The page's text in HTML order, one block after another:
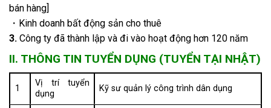
bán hàng]
・Kinh doanh bất động sản cho thuê
3. Công ty đã thành lập và đi vào hoạt động hơn 120 năm
II. THÔNG TIN TUYỂN DỤNG (TUYỂN TẠI NHẬT)
1
Vị trí tuyển
dụng
Kỹ sư quản lý công trình dân dụng